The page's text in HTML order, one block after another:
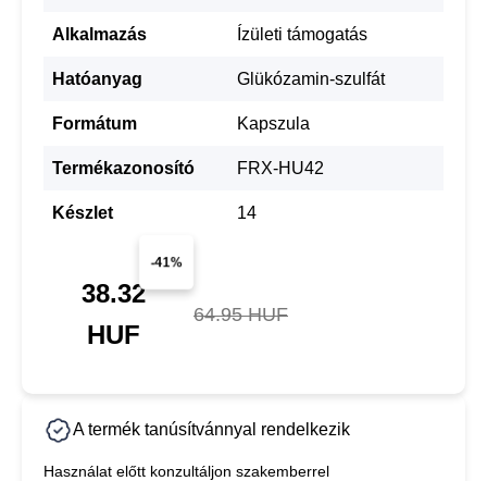
Alkalmazás Ízületi támogatás
Hatóanyag Glükózamin-szulfát
Formátum Kapszula
Termékazonosító FRX-HU42
Készlet 14
-41%
38.32
HUF
64.95 HUF
A termék tanúsítvánnyal rendelkezik
Használat előtt konzultáljon szakemberrel